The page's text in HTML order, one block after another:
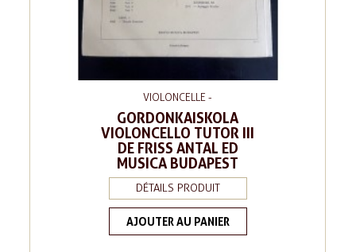
VIOLONCELLE -
GORDONKAISKOLA
VIOLONCELLO TUTOR III
DE FRISS ANTAL ED
MUSICA BUDAPEST
DÉTAILS PRODUIT
AJOUTER AU PANIER